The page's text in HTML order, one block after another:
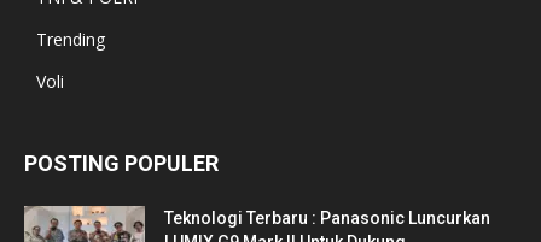
Trending
Voli
POSTING POPULER
Teknologi Terbaru : Panasonic Luncurkan